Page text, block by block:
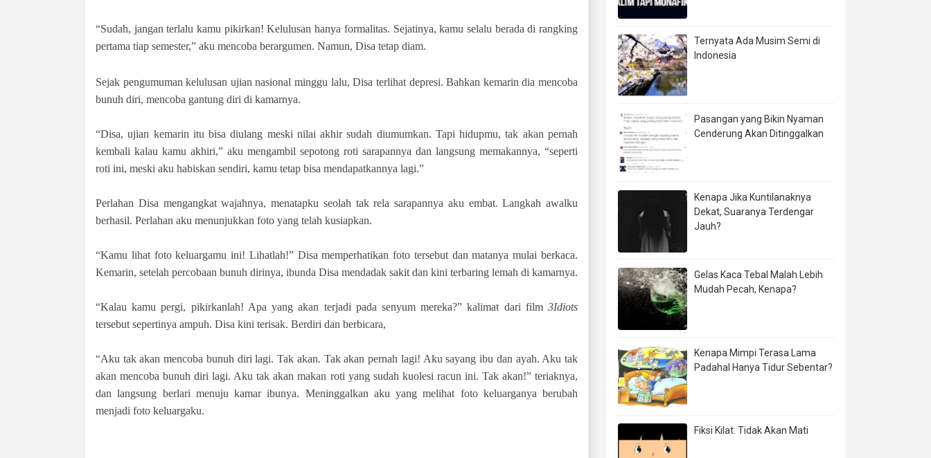
“Sudah, jangan terlalu kamu pikirkan! Kelulusan hanya formalitas. Sejatinya, kamu selalu berada di rangking
pertama tiap semester,” aku mencoba berargumen. Namun, Disa tetap diam.
Sejak pengumuman kelulusan ujian nasional minggu lalu, Disa terlihat depresi. Bahkan kemarin dia mencoba
bunuh diri, mencoba gantung diri di kamarnya.
“Disa, ujian kemarin itu bisa diulang meski nilai akhir sudah diumumkan. Tapi hidupmu, tak akan pernah
kembali kalau kamu akhiri,” aku mengambil sepotong roti sarapannya dan langsung memakannya, “seperti
roti ini, meski aku habiskan sendiri, kamu tetap bisa mendapatkannya lagi.”
Perlahan Disa mengangkat wajahnya, menatapku seolah tak rela sarapannya aku embat. Langkah awalku
berhasil. Perlahan aku menunjukkan foto yang telah kusiapkan.
“Kamu lihat foto keluargamu ini! Lihatlah!” Disa memperhatikan foto tersebut dan matanya mulai berkaca.
Kemarin, setelah percobaan bunuh dirinya, ibunda Disa mendadak sakit dan kini terbaring lemah di kamarnya.
“Kalau kamu pergi, pikirkanlah! Apa yang akan terjadi pada senyum mereka?” kalimat dari film 3Idiots
tersebut sepertinya ampuh. Disa kini terisak. Berdiri dan berbicara,
“Aku tak akan mencoba bunuh diri lagi. Tak akan. Tak akan pernah lagi! Aku sayang ibu dan ayah. Aku tak
akan mencoba bunuh diri lagi. Aku tak akan makan roti yang sudah kuolesi racun ini. Tak akan!” teriaknya,
dan langsung berlari menuju kamar ibunya. Meninggalkan aku yang melihat foto keluarganya berubah
menjadi foto keluargaku.
Ternyata Ada Musim Semi di
Indonesia
Pasangan yang Bikin Nyaman
Cenderung Akan Ditinggalkan
Kenapa Jika Kuntilanaknya
Dekat, Suaranya Terdengar
Jauh?
Gelas Kaca Tebal Malah Lebih
Mudah Pecah, Kenapa?
Kenapa Mimpi Terasa Lama
Padahal Hanya Tidur Sebentar?
Fiksi Kilat: Tidak Akan Mati